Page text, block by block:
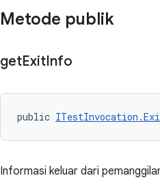
Metode publik
getExitInfo
public
Informasi keluar dari